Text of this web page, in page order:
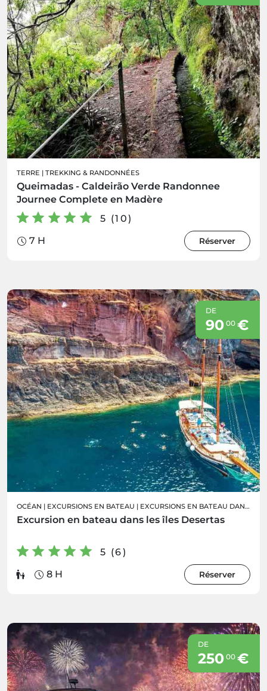
TERRE | TREKKING & RANDONNÉES
Queimadas - Caldeirão Verde Randonnee
Journee Complete en Madère
5 (10)
7 H
Réserver
DE
90 00€
OCÉAN | EXCURSIONS EN BATEAU | EXCURSIONS EN BATEAU DANS LES ÎLES DESERTAS
Excursion en bateau dans les îles Desertas
5 (6)
8 H
Réserver
DE
250 00€